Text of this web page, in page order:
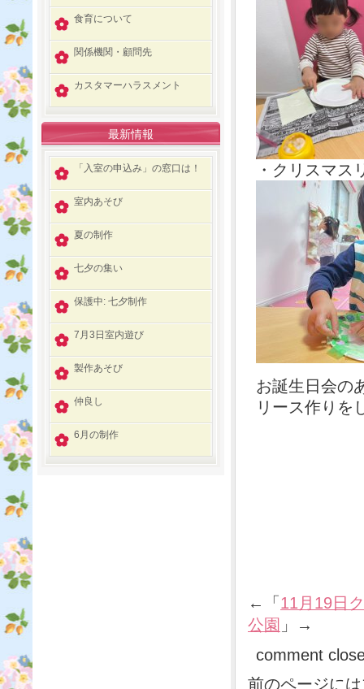
・クリスマス
お誕生日会の
リース作りを
←「 11月19日
公園 」→
comment
前のページに
食育について
関係機関・顧問先
カスタマーハラスメント
最新情報
「入室の申込み」の窓口は！
室内あそび
夏の制作
七夕の集い
保護中: 七夕制作
7月3日室内遊び
製作あそび
仲良し
6月の制作